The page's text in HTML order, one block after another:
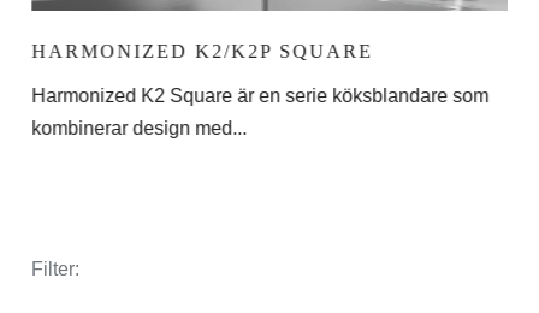
HARMONIZED K2/K2P SQUARE
Harmonized K2 Square är en serie köksblandare som
kombinerar design med...
Filter: